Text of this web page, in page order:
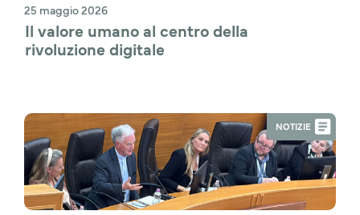
25 maggio 2026
Il valore umano al centro della
rivoluzione digitale
NOTIZIE